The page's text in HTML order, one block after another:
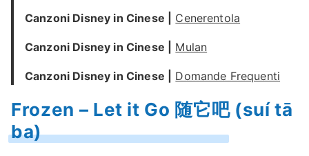
Canzoni Disney in Cinese | Cenerentola
Canzoni Disney in Cinese | Mulan
Canzoni Disney in Cinese | Domande Frequenti
Frozen – Let it Go 随它吧 (suí tā
ba)